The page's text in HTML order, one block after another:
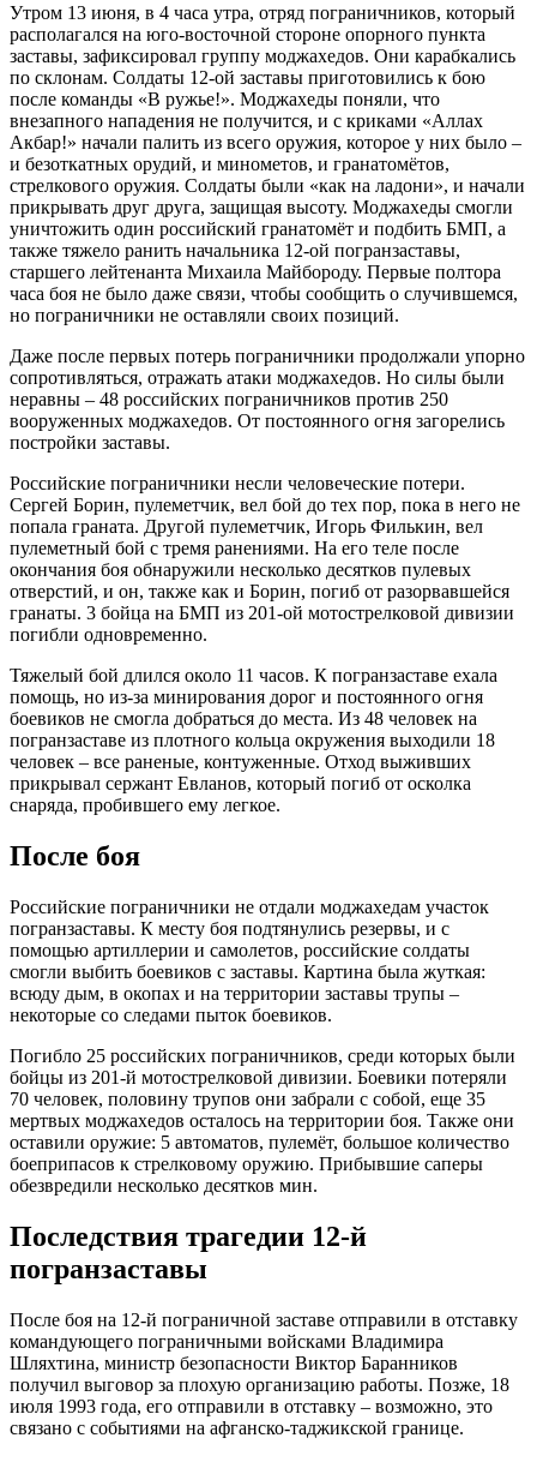
Утром 13 июня, в 4 часа утра, отряд пограничников, который
располагался на юго-восточной стороне опорного пункта
заставы, зафиксировал группу моджахедов. Они карабкались
по склонам. Солдаты 12-ой заставы приготовились к бою
после команды «В ружье!». Моджахеды поняли, что
внезапного нападения не получится, и с криками «Аллах
Акбар!» начали палить из всего оружия, которое у них было –
и безоткатных орудий, и минометов, и гранатомётов,
стрелкового оружия. Солдаты были «как на ладони», и начали
прикрывать друг друга, защищая высоту. Моджахеды смогли
уничтожить один российский гранатомёт и подбить БМП, а
также тяжело ранить начальника 12-ой погранзаставы,
старшего лейтенанта Михаила Майбороду. Первые полтора
часа боя не было даже связи, чтобы сообщить о случившемся,
но пограничники не оставляли своих позиций.
Даже после первых потерь пограничники продолжали упорно
сопротивляться, отражать атаки моджахедов. Но силы были
неравны – 48 российских пограничников против 250
вооруженных моджахедов. От постоянного огня загорелись
постройки заставы.
Российские пограничники несли человеческие потери.
Сергей Борин, пулеметчик, вел бой до тех пор, пока в него не
попала граната. Другой пулеметчик, Игорь Филькин, вел
пулеметный бой с тремя ранениями. На его теле после
окончания боя обнаружили несколько десятков пулевых
отверстий, и он, также как и Борин, погиб от разорвавшейся
гранаты. 3 бойца на БМП из 201-ой мотострелковой дивизии
погибли одновременно.
Тяжелый бой длился около 11 часов. К погранзаставе ехала
помощь, но из-за минирования дорог и постоянного огня
боевиков не смогла добраться до места. Из 48 человек на
погранзаставе из плотного кольца окружения выходили 18
человек – все раненые, контуженные. Отход выживших
прикрывал сержант Евланов, который погиб от осколка
снаряда, пробившего ему легкое.
После боя
Российские пограничники не отдали моджахедам участок
погранзаставы. К месту боя подтянулись резервы, и с
помощью артиллерии и самолетов, российские солдаты
смогли выбить боевиков с заставы. Картина была жуткая:
всюду дым, в окопах и на территории заставы трупы –
некоторые со следами пыток боевиков.
Погибло 25 российских пограничников, среди которых были
бойцы из 201-й мотострелковой дивизии. Боевики потеряли
70 человек, половину трупов они забрали с собой, еще 35
мертвых моджахедов осталось на территории боя. Также они
оставили оружие: 5 автоматов, пулемёт, большое количество
боеприпасов к стрелковому оружию. Прибывшие саперы
обезвредили несколько десятков мин.
Последствия трагедии 12-й
погранзаставы
После боя на 12-й пограничной заставе отправили в отставку
командующего пограничными войсками Владимира
Шляхтина, министр безопасности Виктор Баранников
получил выговор за плохую организацию работы. Позже, 18
июля 1993 года, его отправили в отставку – возможно, это
связано с событиями на афганско-таджикской границе.